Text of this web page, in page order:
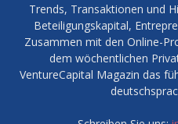
Trends, Transaktionen und
Beteiligungskapital,
Zusammen mit den Online-
dem wöchentlichen
VentureCapital Magazin das